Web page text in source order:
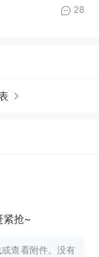
28
紧抢~
查看附件。没有